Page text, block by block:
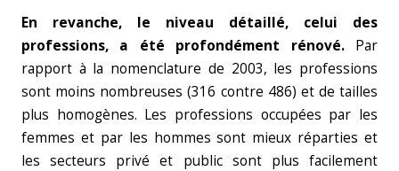
En revanche, le niveau détaillé, celui des
professions, a été profondément rénové.Par
rapport à la nomenclature de 2003, les professions
sont moins nombreuses (316 contre 486) et de tailles
plus homogènes. Les professions occupées par les
femmes et par les hommes sont mieux réparties et
les secteurs privé et public sont plus facilement